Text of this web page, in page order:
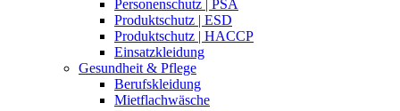
Personenschutz | PSA
Produktschutz | ESD
Produktschutz | HACCP
Einsatzkleidung
Gesundheit & Pflege
Berufskleidung
Mietflachwäsche